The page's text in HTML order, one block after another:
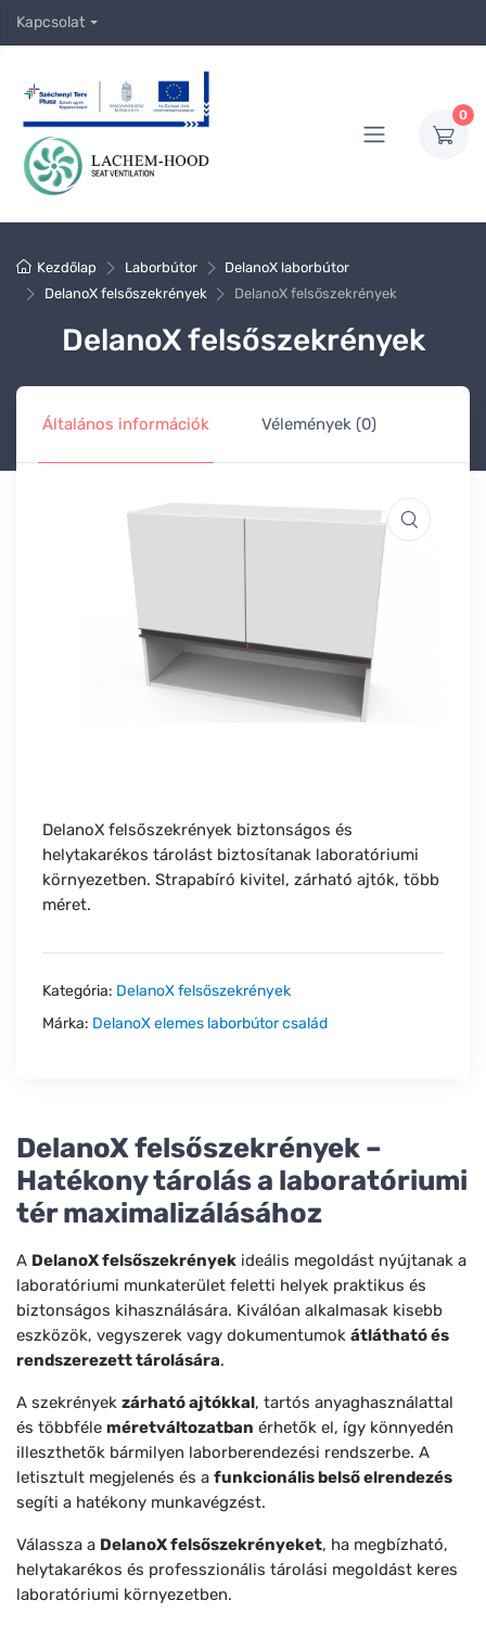
Kapcsolat
0
Kezdőlap Laborbútor
DelanoX laborbútor
DelanoX felsőszekrények
DelanoX felsőszekrények
DelanoX felsőszekrények
Általános információk Vélemények (0)
DelanoX felsőszekrények biztonságos és
helytakarékos tárolást biztosítanak laboratóriumi
környezetben. Strapabíró kivitel, zárható ajtók, több
méret.
Kategória: DelanoX felsőszekrények
Márka: DelanoX elemes laborbútor család
DelanoX felsőszekrények –
Hatékony tárolás a laboratóriumi
tér maximalizálásához
A DelanoX felsőszekrények ideális megoldást nyújtanak a
laboratóriumi munkaterület feletti helyek praktikus és
biztonságos kihasználására. Kiválóan alkalmasak kisebb
eszközök, vegyszerek vagy dokumentumok átlátható és
rendszerezett tárolására.
A szekrények zárható ajtókkal, tartós anyaghasználattal
és többféle méretváltozatban érhetők el, így könnyedén
illeszthetők bármilyen laborberendezési rendszerbe. A
letisztult megjelenés és a funkcionális belső elrendezés
segíti a hatékony munkavégzést.
Válassza a DelanoX felsőszekrényeket, ha megbízható,
helytakarékos és professzionális tárolási megoldást keres
laboratóriumi környezetben.